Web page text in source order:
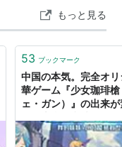
もっと見る
53 ブックマーク
中国の本気。完全オ
華ゲーム『少女珈琲
ェ・ガン）』の出来
記 - ゲームキャスト